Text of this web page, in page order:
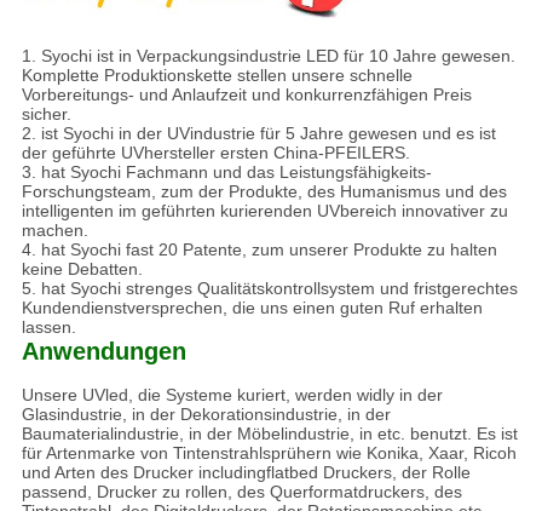
1. Syochi ist in Verpackungsindustrie LED für 10 Jahre gewesen.
Komplette Produktionskette stellen unsere schnelle
Vorbereitungs- und Anlaufzeit und konkurrenzfähigen Preis
sicher.
2. ist Syochi in der UVindustrie für 5 Jahre gewesen und es ist
der geführte UVhersteller ersten China-PFEILERS.
3. hat Syochi Fachmann und das Leistungsfähigkeits-
Forschungsteam, zum der Produkte, des Humanismus und des
intelligenten im geführten kurierenden UVbereich innovativer zu
machen.
4. hat Syochi fast 20 Patente, zum unserer Produkte zu halten
keine Debatten.
5. hat Syochi strenges Qualitätskontrollsystem und fristgerechtes
Kundendienstversprechen, die uns einen guten Ruf erhalten
lassen.
Anwendungen
Unsere UVled, die Systeme kuriert, werden widly in der
Glasindustrie, in der Dekorationsindustrie, in der
Baumaterialindustrie, in der Möbelindustrie, in etc. benutzt. Es ist
für Artenmarke von Tintenstrahlsprühern wie Konika, Xaar, Ricoh
und Arten des Drucker includingflatbed Druckers, der Rolle
passend, Drucker zu rollen, des Querformatdruckers, des